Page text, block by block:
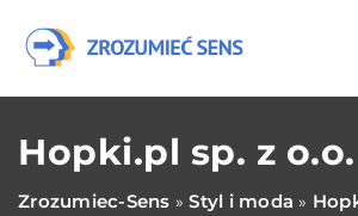
Hopki.pl sp. z o.o.
Zrozumiec-Sens »Styl i moda »